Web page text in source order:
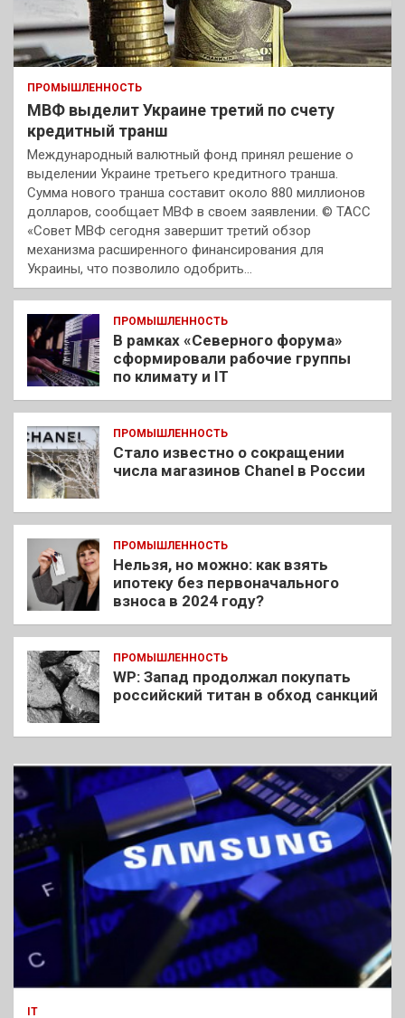
ПРОМЫШЛЕННОСТЬ
МВФ выделит Украине третий по счету
кредитный транш
Международный валютный фонд принял решение о
выделении Украине третьего кредитного транша.
Сумма нового транша составит около 880 миллионов
долларов, сообщает МВФ в своем заявлении. © ТАСС
«Совет МВФ сегодня завершит третий обзор
механизма расширенного финансирования для
Украины, что позволило одобрить…
ПРОМЫШЛЕННОСТЬ
В рамках «Северного форума»
сформировали рабочие группы
по климату и IT
ПРОМЫШЛЕННОСТЬ
Стало известно о сокращении
числа магазинов Chanel в России
ПРОМЫШЛЕННОСТЬ
Нельзя, но можно: как взять
ипотеку без первоначального
взноса в 2024 году?
ПРОМЫШЛЕННОСТЬ
WP: Запад продолжал покупать
российский титан в обход санкций
IT